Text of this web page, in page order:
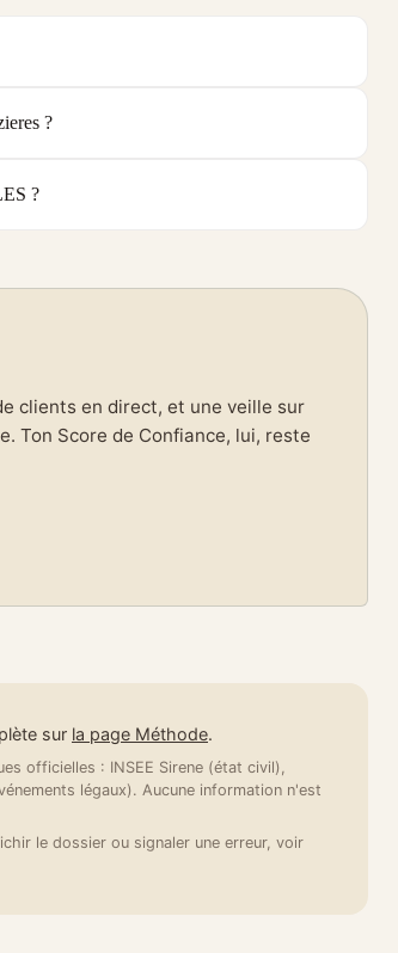
?
?
clients en direct, et une veille sur
Ton Score de Confiance, lui, reste
sur la page Méthode.
officielles : INSEE Sirene (état civil),
légaux). Aucune information n'est
le dossier ou signaler une erreur, voir